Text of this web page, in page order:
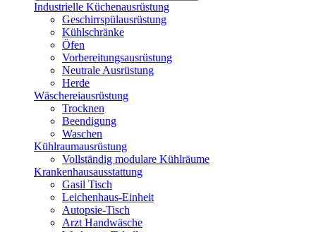
Industrielle Küchenausrüstung
Geschirrspülausrüstung
Kühlschränke
Öfen
Vorbereitungsausrüstung
Neutrale Ausrüstung
Herde
Wäschereiausrüstung
Trocknen
Beendigung
Waschen
Kühlraumausrüstung
Vollständig modulare Kühlräume
Krankenhausausstattung
Gasil Tisch
Leichenhaus-Einheit
Autopsie-Tisch
Arzt Handwäsche